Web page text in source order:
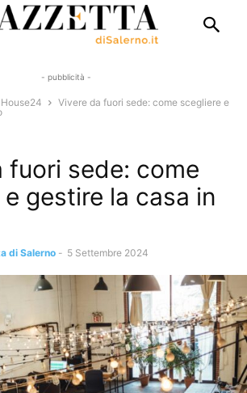
- pubblicità -
House24
Vivere da fuori sede: come scegliere e
fuori sede: come
gestire la casa in
di Salerno - 5 Settembre 2024